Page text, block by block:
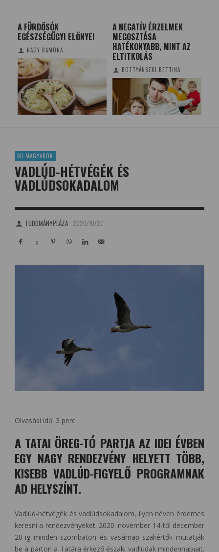
A NEGATÍV ÉRZELMEK
MEGOSZTÁSA
HATÉKONYABB, MINT AZ
ELTITKOLÁS
BOTTYÁNSZKI BETTINA
MUNKAHELYVÁLTÁS
TUDATOSAN – HOGYAN
SEGÍTHET A JOOBLE?
(X)
MI MAGYAROK
VADLÚD-HÉTVÉGÉK ÉS
VADLÚDSOKADALOM
TUDOMÁNYPLÁZA 2020/10/27
Olvasási idő: 3 perc
A TATAI ÖREG-TÓ PARTJA AZ IDEI ÉVBEN
EGY NAGY RENDEZVÉNY HELYETT TÖBB,
KISEBB VADLÚD-FIGYELŐ PROGRAMNAK
AD HELYSZÍNT.
Vadlúd-hétvégék és vadlúdsokadalom, ilyen néven érdemes
keresni a rendezvényeket. 2020. november 14-től december
20-ig minden szombaton és vasárnap szakértők mutatják
be a parton a Tatára érkező északi vadludak mindennapjait.